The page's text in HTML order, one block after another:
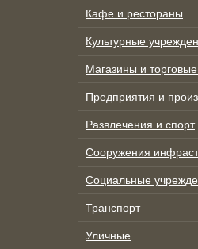
Кафе и рестораны
Культурные
Магазины и
Предприятия и
Развлечения и спорт
Сооружения
Социальные
Транспорт
Уличные